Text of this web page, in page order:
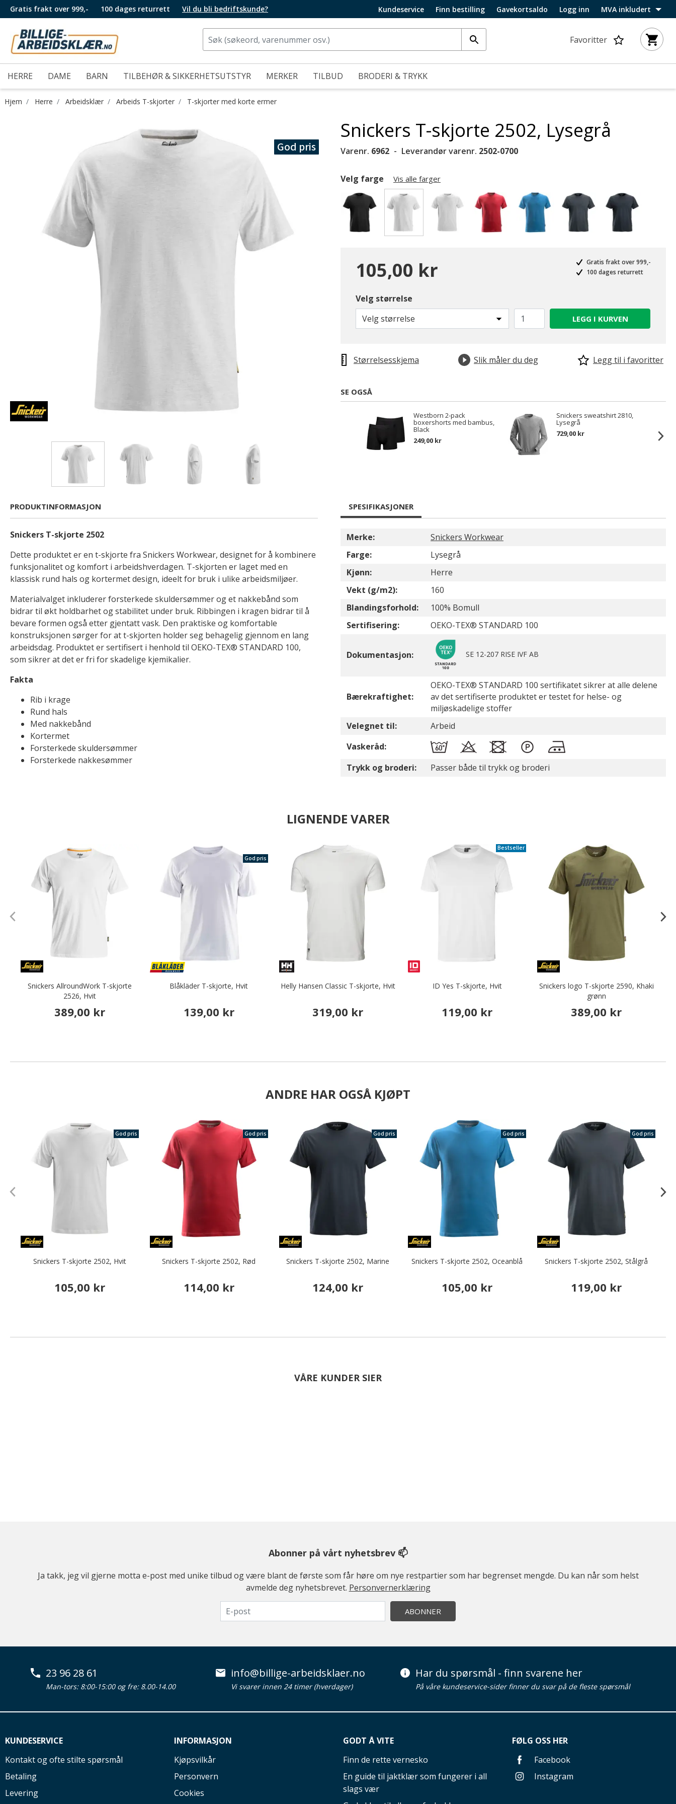
Gratis frakt over 999,- 100 dages returrett Vil du bli bedriftskunde? Kundeservice Finn bestilling Gavekortsaldo Logg inn MVA inkludert
Favoritter
HERRE DAME BARN TILBEHØR & SIKKERHETSUTSTYR MERKER TILBUD BRODERI & TRYKK
Hjem Herre Arbeidsklær Arbeids T-skjorter T-skjorter med korte ermer
God pris
Snickers T-skjorte 2502, Lysegrå
Varenr. 6962 Leverandør varenr. 2502-0700
Velg farge Vis alle farger
105,00 kr
Gratis frakt over 999,-
100 dages returrett
Velg størrelse
Velg størrelse
LEGG I KURVEN
Størrelsesskjema Slik måler du deg Legg til i favoritter
SE OGSÅ
Westborn 2-pack
boxershorts med bambus,
Black
249,00 kr
Snickers sweatshirt 2810,
Lysegrå
729,00 kr
PRODUKTINFORMASJON
Snickers T-skjorte 2502
Dette produktet er en t-skjorte fra Snickers Workwear, designet for å kombinere
funksjonalitet og komfort i arbeidshverdagen. T-skjorten er laget med en
klassisk rund hals og kortermet design, ideelt for bruk i ulike arbeidsmiljøer.
Materialvalget inkluderer forsterkede skuldersømmer og et nakkebånd som
bidrar til økt holdbarhet og stabilitet under bruk. Ribbingen i kragen bidrar til å
bevare formen også etter gjentatt vask. Den praktiske og komfortable
konstruksjonen sørger for at t-skjorten holder seg behagelig gjennom en lang
arbeidsdag. Produktet er sertifisert i henhold til OEKO-TEX® STANDARD 100,
som sikrer at det er fri for skadelige kjemikalier.
Fakta
Rib i krage
Rund hals
Med nakkebånd
Kortermet
Forsterkede skuldersømmer
Forsterkede nakkesømmer
SPESIFIKASJONER
Merke:
Snickers Workwear
Farge:
Lysegrå
Kjønn:
Herre
Vekt (g/m2):
160
Blandingsforhold:
100% Bomull
Sertifisering:
OEKO-TEX® STANDARD 100
Dokumentasjon: SE 12-207 RISE IVF AB
Bærekraftighet:
OEKO-TEX® STANDARD 100 sertifikatet sikrer at alle delene
av det sertifiserte produktet er testet for helse- og
miljøskadelige stoffer
Velegnet til:
Arbeid
Vaskeråd:
Trykk og broderi:
Passer både til trykk og broderi
LIGNENDE VARER
Snickers AllroundWork T-skjorte
2526, Hvit
389,00 kr
God pris
Blåkläder T-skjorte, Hvit
139,00 kr
Helly Hansen Classic T-skjorte, Hvit
319,00 kr
Bestseller
ID Yes T-skjorte, Hvit
119,00 kr
Snickers logo T-skjorte 2590, Khaki
grønn
389,00 kr
ANDRE HAR OGSÅ KJØPT
God pris
Snickers T-skjorte 2502, Hvit
105,00 kr
God pris
Snickers T-skjorte 2502, Rød
114,00 kr
God pris
Snickers T-skjorte 2502, Marine
124,00 kr
God pris
Snickers T-skjorte 2502, Oceanblå
105,00 kr
God pris
Snickers T-skjorte 2502, Stålgrå
119,00 kr
VÅRE KUNDER SIER
Abonner på vårt nyhetsbrev 📫
Ja takk, jeg vil gjerne motta e-post med unike tilbud og være blant de første som får høre om nye restpartier som har begrenset mengde. Du kan når som helst
avmelde deg nyhetsbrevet. Personvernerklæring
ABONNER
23 96 28 61
Man-tors: 8:00-15:00 og fre: 8.00-14.00
info@billige-arbeidsklaer.no
Vi svarer innen 24 timer (hverdager)
Har du spørsmål - finn svarene her
På våre kundeservice-sider finner du svar på de fleste spørsmål
KUNDESERVICE
Kontakt og ofte stilte spørsmål
Betaling
Levering
INFORMASJON
Kjøpsvilkår
Personvern
Cookies
GODT Å VITE
Finn de rette vernesko
En guide til jaktklær som fungerer i all
slags vær
FØLG OSS HER
Facebook
Instagram